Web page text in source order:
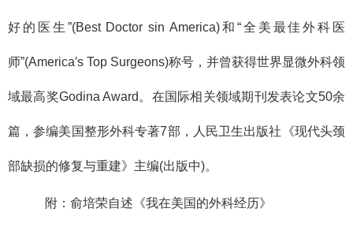
好的医生 ”(Best Doctor sin America)和 “全美最佳外科医
师”(America′s Top Surgeons)称号，并曾获得世界显微外科领
域最高奖Godina Award 。在国际相关领域期刊发表论文50余
篇，参编美国整形外科专著7部，人民卫生出版社《现代头颈
部缺损的修复与重建》主编(出版中)。
附：俞培荣自述《我在美国的外科经历》